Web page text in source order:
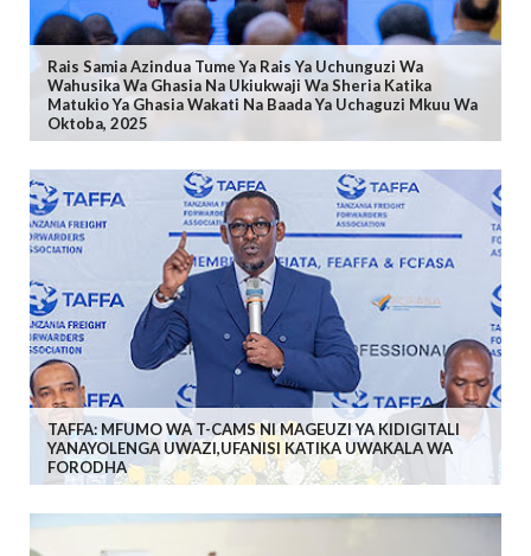
Rais Samia Azindua Tume Ya Rais Ya Uchunguzi Wa
Wahusika Wa Ghasia Na Ukiukwaji Wa Sheria Katika
Matukio Ya Ghasia Wakati Na Baada Ya Uchaguzi Mkuu Wa
Oktoba, 2025
TAFFA: MFUMO WA T-CAMS NI MAGEUZI YA KIDIGITALI
YANAYOLENGA UWAZI,UFANISI KATIKA UWAKALA WA
FORODHA